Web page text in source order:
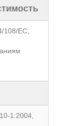
108/EC,
1:2004,